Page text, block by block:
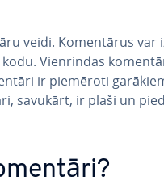
veidi. Ko­men­tā­rus
Vien­rin­das
ir piemēroti
savukārt, ir plaši un